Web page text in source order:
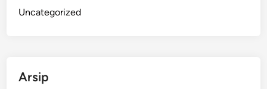
Uncategorized
Arsip